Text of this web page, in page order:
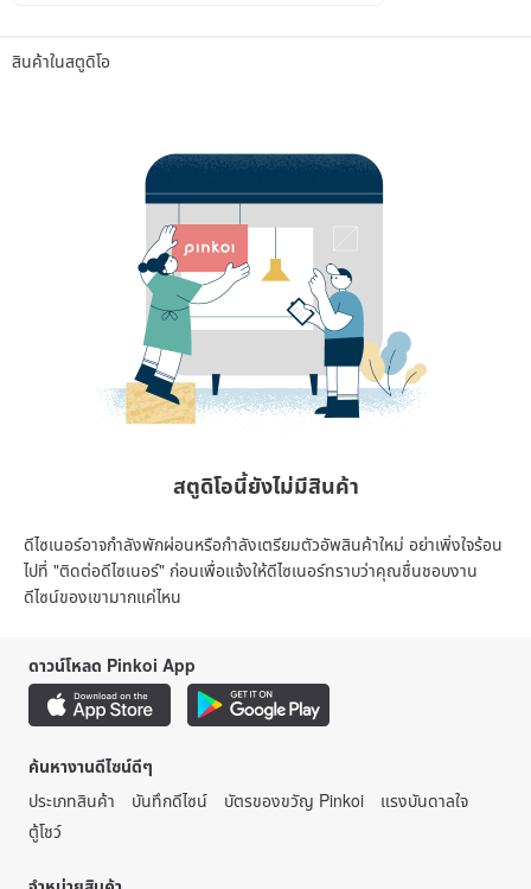
สินค้าในสตูดิโอ
สตูดิโอนี้ยังไม่มีสินค้า
ดีไซเนอร์อาจกำลังพักผ่อนหรือกำลังเตรียมตัวอัพสินค้าใหม่ อย่าเพิ่งใจร้อน
ไปที่ "ติดต่อดีไซเนอร์" ก่อนเพื่อแจ้งให้ดีไซเนอร์ทราบว่าคุณชื่นชอบงาน
ดีไซน์ของเขามากแค่ไหน
ดาวน์โหลด Pinkoi App
ค้นหางานดีไซน์ดีๆ
ประเภทสินค้า
บันทึกดีไซน์ บัตรของขวัญ Pinkoi
แรงบันดาลใจ
ตู้โชว์